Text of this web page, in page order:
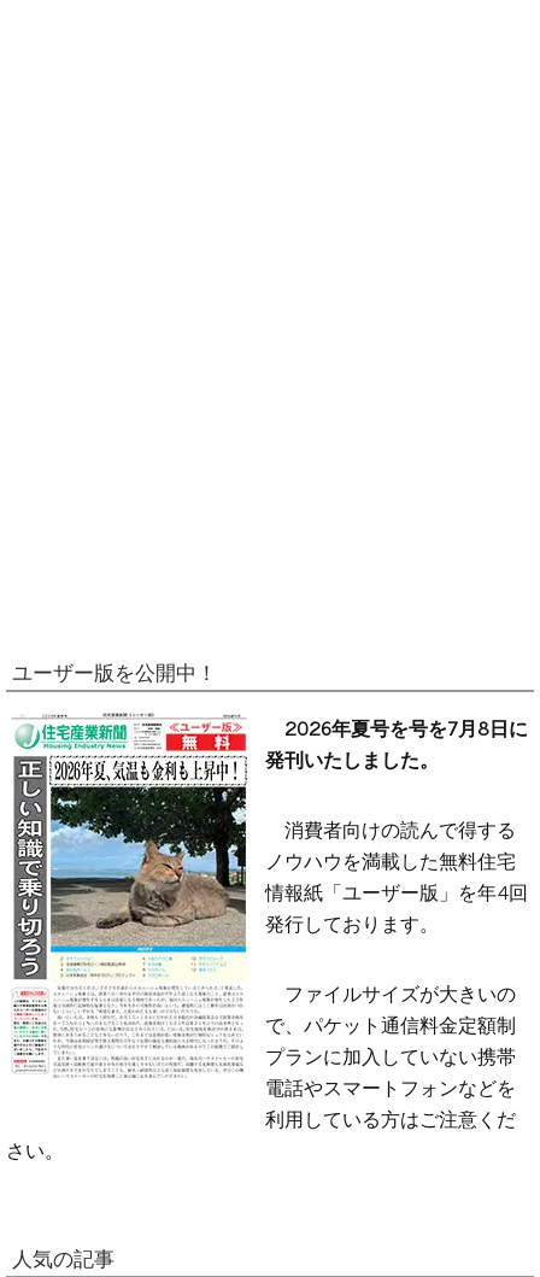
ユーザー版を公開中！
2026年夏号を号を7月8日に
発刊いたしました。
消費者向けの読んで得する
ノウハウを満載した無料住宅
情報紙「ユーザー版」を年4回
発行しております。
ファイルサイズが大きいの
で、パケット通信料金定額制
プランに加入していない携帯
電話やスマートフォンなどを
利用している方はご注意くだ
さい。
人気の記事